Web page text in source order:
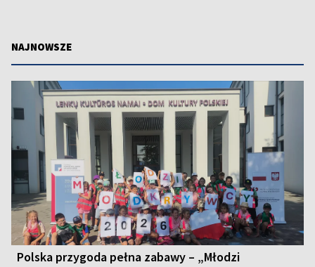
NAJNOWSZE
Polska przygoda pełna zabawy – „Młodzi